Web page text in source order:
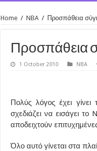
Home / NBA / Προσπάθεια
Προσπάθεια
1 October 2010 NBA
Πολύς λόγος έχει γίνει
σχεδιάζει να εισάγει
αποδειχτούν
Όλο αυτό γίνεται στα